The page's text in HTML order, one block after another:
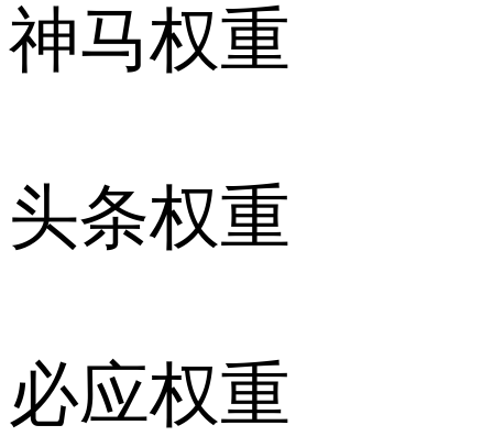
神马权重
头条权重
必应权重